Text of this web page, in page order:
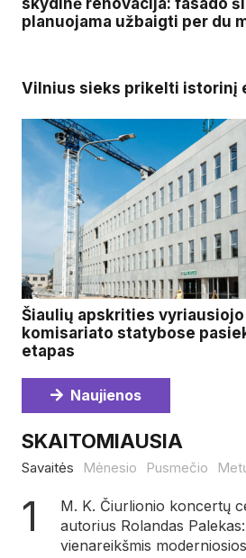
planuojama užbaigti per du
Vilnius sieks prikelti istorinį
Šiaulių apskrities
komisariato statybose
etapas
Naujienos
SKAITOMIAUSIA
Savaitės Mėnesio Pusmečio
M. K. Čiurlionio koncertų
autorius Rolandas
vienareikšmis